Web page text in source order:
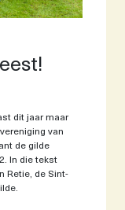
dit jaar maar
van
de gilde
In die tekst
Retie, de Sint-